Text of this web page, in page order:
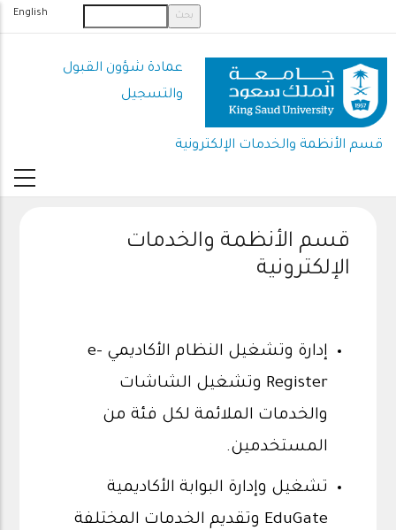
إلى
المحتوى
الرئيسي
English
عمادة شؤون القبول
والتسجيل
قسم الأنظمة والخدمات الإلكترونية
قسم الأنظمة والخدمات
الإلكترونية
إدارة وتشغيل النظام الأكاديمي e-
Register وتشغيل الشاشات
والخدمات الملائمة لكل فئة من
المستخدمين.
تشغيل وإدارة البوابة الأكاديمية
EduGate وتقديم الخدمات المختلفة